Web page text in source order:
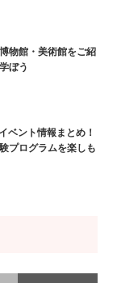
物館・美術館をご紹
ぼう
ベント情報まとめ！
プログラムを楽しも